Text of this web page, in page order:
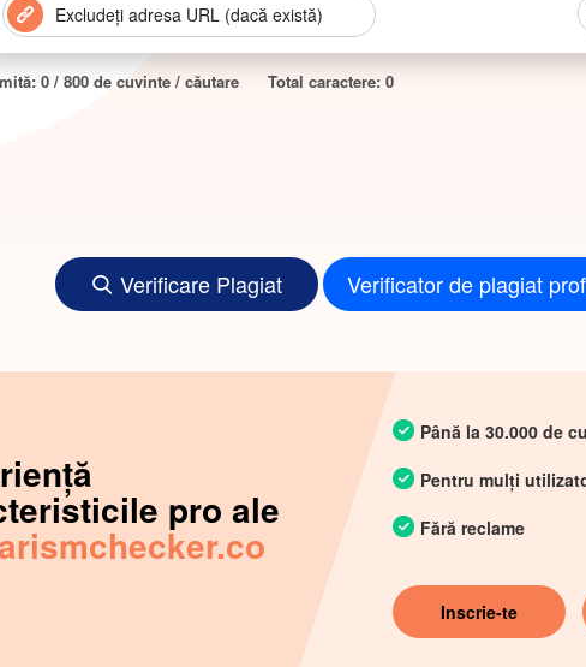
0 / 800 de cuvinte / căutare Total caractere: 0
Verificare Plagiat Verificator de plagiat
pro ale
Până la 30.000 de
Pentru mulți
Fără reclame
Inscrie-te